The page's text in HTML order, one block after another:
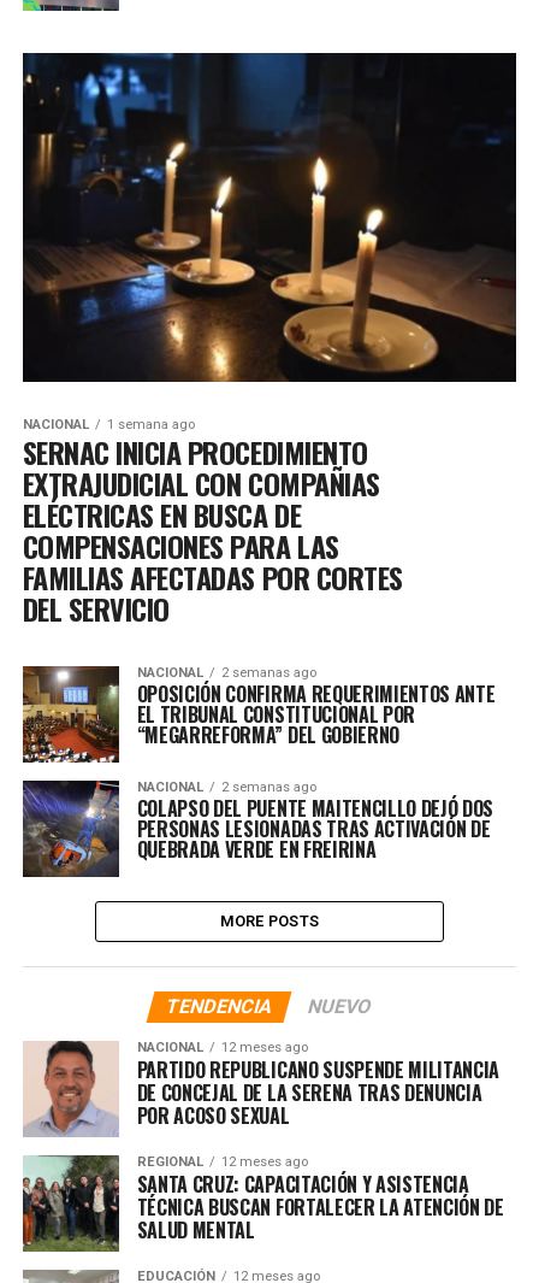
NACIONAL 1 semana ago
SERNAC INICIA PROCEDIMIENTO
EXTRAJUDICIAL CON COMPAÑIAS
ELÉCTRICAS EN BUSCA DE
COMPENSACIONES PARA LAS
FAMILIAS AFECTADAS POR CORTES
DEL SERVICIO
NACIONAL 2 semanas ago
OPOSICIÓN CONFIRMA REQUERIMIENTOS ANTE
EL TRIBUNAL CONSTITUCIONAL POR
“MEGARREFORMA” DEL GOBIERNO
NACIONAL 2 semanas ago
COLAPSO DEL PUENTE MAITENCILLO DEJÓ DOS
PERSONAS LESIONADAS TRAS ACTIVACIÓN DE
QUEBRADA VERDE EN FREIRINA
MORE POSTS
TENDENCIA NUEVO
NACIONAL 12 meses ago
PARTIDO REPUBLICANO SUSPENDE MILITANCIA
DE CONCEJAL DE LA SERENA TRAS DENUNCIA
POR ACOSO SEXUAL
REGIONAL 12 meses ago
SANTA CRUZ: CAPACITACIÓN Y ASISTENCIA
TÉCNICA BUSCAN FORTALECER LA ATENCIÓN DE
SALUD MENTAL
EDUCACIÓN 12 meses ago